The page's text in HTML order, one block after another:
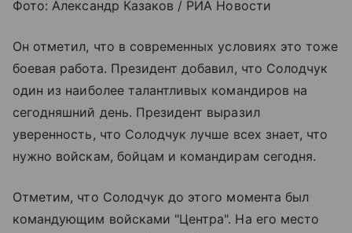
Фото: Александр Казаков / РИА Новости
Он отметил, что в современных условиях это тоже
боевая работа. Президент добавил, что Солодчук
один из наиболее талантливых командиров на
сегодняшний день. Президент выразил
уверенность, что Солодчук лучше всех знает, что
нужно войскам, бойцам и командирам сегодня.
Отметим, что Солодчук до этого момента был
командующим войсками "Центра". На его место